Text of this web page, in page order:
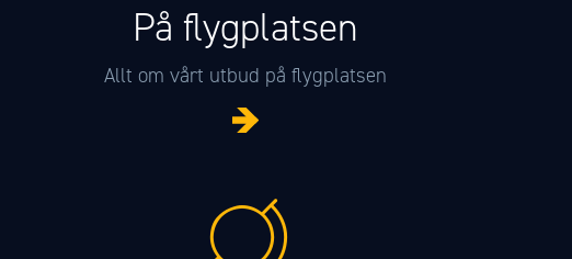
På flygplatsen
Allt om vårt utbud på flygplatsen